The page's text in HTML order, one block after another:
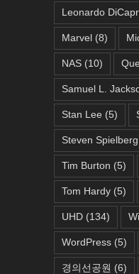
Leonardo
Marvel(8)
NAS(10)
Samuel L.
Stan Lee (5)
Steven Spielberg
Tim Burton (5)
Tom Hardy(5)
UHD(134)
WordPress(5)
경의선공원 (6)